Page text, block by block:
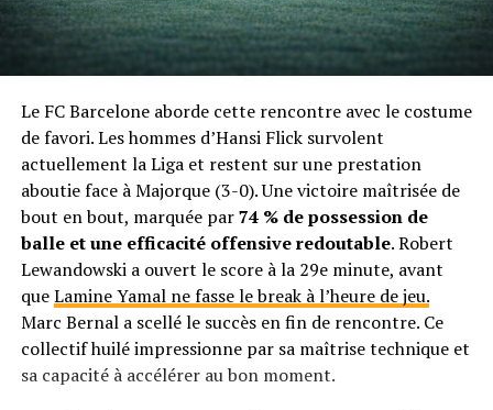
Le FC Barcelone aborde cette rencontre avec le costume
de favori. Les hommes d’Hansi Flick survolent
actuellement la Liga et restent sur une prestation
aboutie face à Majorque (3-0). Une victoire maîtrisée de
bout en bout, marquée par74 % de possession de
balle et une efficacité offensive redoutable. Robert
Lewandowski a ouvert le score à la 29e minute, avant
queLamine Yamal ne fasse le break à l’heure de jeu.
Marc Bernal a scellé le succès en fin de rencontre. Ce
collectif huilé impressionne par sa maîtrise technique et
sa capacité à accélérer au bon moment.